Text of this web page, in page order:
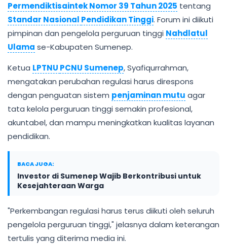
Permendiktisaintek Nomor 39 Tahun 2025 tentang
Standar Nasional Pendidikan Tinggi. Forum ini diikuti
pimpinan dan pengelola perguruan tinggi Nahdlatul
Ulama se-Kabupaten Sumenep.
Ketua LPTNU PCNU Sumenep, Syafiqurrahman,
mengatakan perubahan regulasi harus direspons
dengan penguatan sistem penjaminan mutu agar
tata kelola perguruan tinggi semakin profesional,
akuntabel, dan mampu meningkatkan kualitas layanan
pendidikan.
BACA JUGA:
Investor di Sumenep Wajib Berkontribusi untuk
Kesejahteraan Warga
"Perkembangan regulasi harus terus diikuti oleh seluruh
pengelola perguruan tinggi," jelasnya dalam keterangan
tertulis yang diterima media ini.